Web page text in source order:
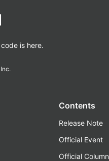
is here.
Contents
Release Note
Official Event
Official Column